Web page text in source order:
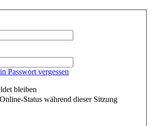
Passwort vergessen
bleiben
Status während dieser Sitzung